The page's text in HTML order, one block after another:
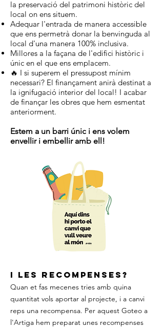
la preservació del patrimoni històric del
local on ens situem.
Adequar l'entrada de manera accessible
que ens permetrà donar la benvinguda al
local d'una manera 100% inclusiva.
Millores a la façana de l'edifici històric i
únic en el que ens emplacem.
🔥 I si superem el pressupost mínim
necessari? El finançament anirà destinat a
la ignifugació interior del local! I acabar
de finançar les obres que hem esmentat
anteriorment.
Estem a un barri únic i ens volem
envellir i embellir amb ell!
I LES RECOMPENSES?
Quan et fas mecenes tries amb quina
quantitat vols aportar al projecte, i a canvi
reps una recompensa. Per aquest Goteo a
l'Artiga hem preparat unes recompenses